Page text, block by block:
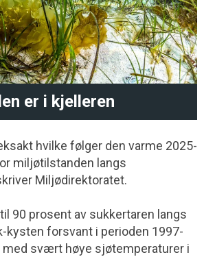
er i kjelleren
hvilke følger den varme 2025-
miljøtilstanden langs
Miljødirektoratet.
90 prosent av sukkertaren langs
kysten forsvant i perioden 1997-
med svært høye sjøtemperaturer i